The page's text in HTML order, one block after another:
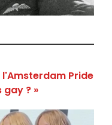
Pride
? »